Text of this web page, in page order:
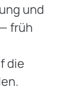
und
früh
die